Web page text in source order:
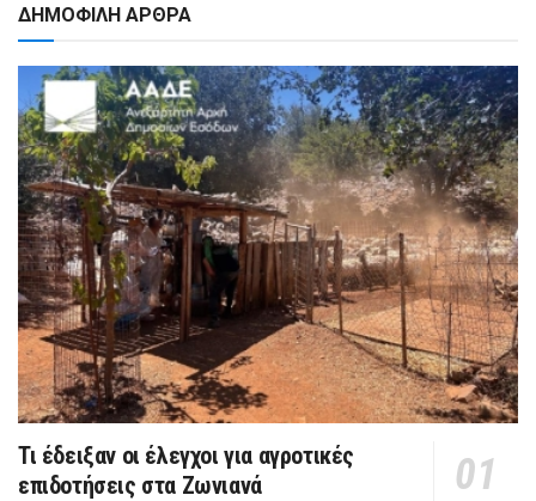
ΔΗΜΟΦΙΛΗ ΑΡΘΡΑ
Τι έδειξαν οι έλεγχοι για αγροτικές
επιδοτήσεις στα Ζωνιανά